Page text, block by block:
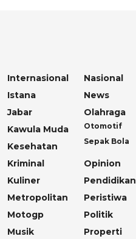
Internasional
Istana
Jabar
Kawula Muda
Kesehatan
Kriminal
Kuliner
Metropolitan
Motogp
Musik
Nasional
News
Olahraga
Otomotif
Sepak Bola
Opinion
Pendidikan
Peristiwa
Politik
Properti